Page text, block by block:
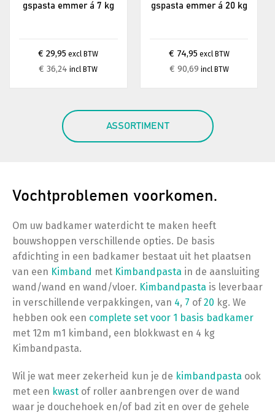
gspasta emmer á 7 kg
€ 29,95 excl BTW
€ 36,24 incl BTW
gspasta emmer á 20 kg
€ 74,95excl BTW
€ 90,69 incl BTW
ASSORTIMENT
Vochtproblemen voorkomen.
Om uw badkamer waterdicht te maken heeft
bouwshoppen verschillende opties. De basis
afdichting in een badkamer bestaat uit het plaatsen
van een Kimband met Kimbandpasta in de aansluiting
wand/wand en wand/vloer. Kimbandpasta is leverbaar
in verschillende verpakkingen, van 4, 7 of20 kg. We
hebben ook een complete set voor 1 basis badkamer
met 12m m1 kimband, een blokkwast en 4 kg
Kimbandpasta.
Wil je wat meer zekerheid kun je de kimbandpasta ook
met een kwast of roller aanbrengen over de wand
waar je douchehoek en/of bad zit en over de gehele